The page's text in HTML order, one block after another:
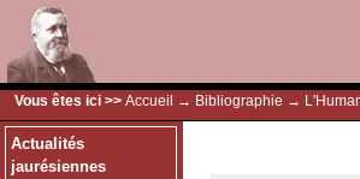
Vous êtes ici >> Accueil → Bibliographie →
Actualités
jaurésiennes